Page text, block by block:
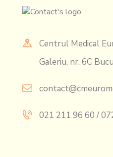
Centrul Medical
Galeriu, nr. 6C
021 211 96 60 /